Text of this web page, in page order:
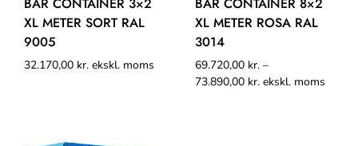
BAR CONTAINER 3×2
XL METER SORT RAL
9005
32.170,00 kr. ekskl. moms
BAR CONTAINER 8×2
XL METER ROSA RAL
3014
69.720,00 kr. –
73.890,00 kr. ekskl. moms